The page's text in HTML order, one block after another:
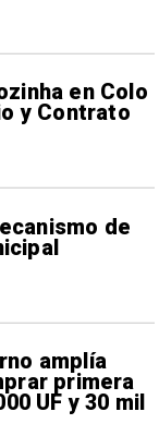
en Colo
y Contrato
de
amplía
primera
UF y 30 mil